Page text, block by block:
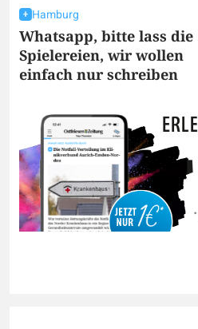
Hamburg
Whatsapp, bitte lass die
Spielereien, wir wollen
einfach nur schreiben